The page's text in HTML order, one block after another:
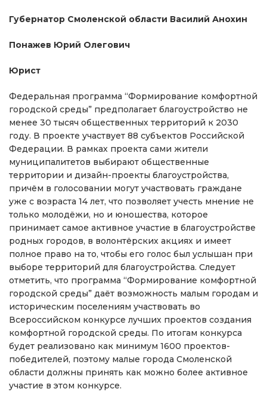
Губернатор Смоленской области Василий Анохин
Понажев Юрий Олегович
Юрист
Федеральная программа “Формирование комфортной
городской среды” предполагает благоустройство не
менее 30 тысяч общественных территорий к 2030
году. В проекте участвует 88 субъектов Российской
Федерации. В рамках проекта сами жители
муниципалитетов выбирают общественные
территории и дизайн-проекты благоустройства,
причём в голосовании могут участвовать граждане
уже с возраста 14 лет, что позволяет учесть мнение не
только молодёжи, но и юношества, которое
принимает самое активное участие в благоустройстве
родных городов, в волонтёрских акциях и имеет
полное право на то, чтобы его голос был услышан при
выборе территорий для благоустройства. Следует
отметить, что программа “Формирование комфортной
городской среды” даёт возможность малым городам и
историческим поселениям участвовать во
Всероссийском конкурсе лучших проектов создания
комфортной городской среды. По итогам конкурса
будет реализовано как минимум 1600 проектов-
победителей, поэтому малые города Смоленской
области должны принять как можно более активное
участие в этом конкурсе.